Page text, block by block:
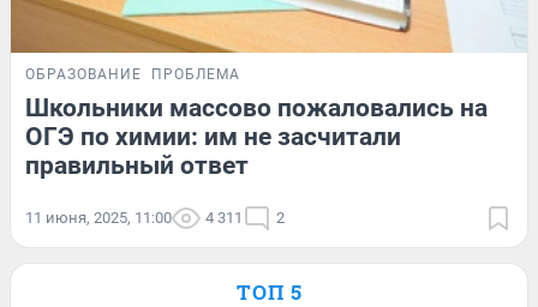
ОБРАЗОВАНИЕ ПРОБЛЕМА
Школьники массово пожаловались на
ОГЭ по химии: им не засчитали
правильный ответ
11 июня, 2025, 11:00 4 311 2
ТОП 5